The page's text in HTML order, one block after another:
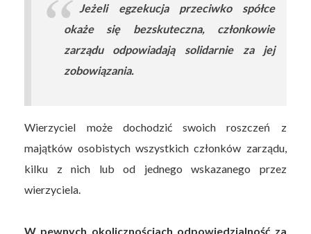
Jeżeli egzekucja przeciwko spółce
okaże się bezskuteczna, członkowie
zarządu odpowiadają solidarnie za jej
zobowiązania.
Wierzyciel może dochodzić swoich roszczeń z
majątków osobistych wszystkich członków zarządu,
kilku z nich lub od jednego wskazanego przez
wierzyciela.
W pewnych okolicznościach odpowiedzialność za